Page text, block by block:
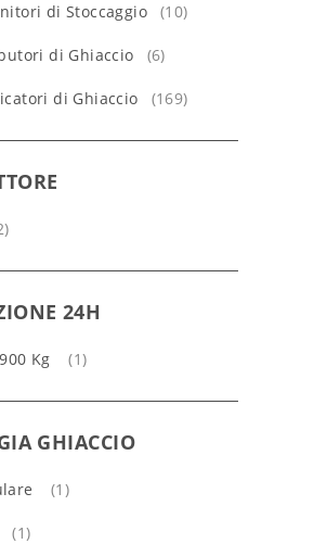
di Stoccaggio (10)
di Ghiaccio (6)
di Ghiaccio (169)
24H
Kg (1)
GHIACCIO
(1)
(1)